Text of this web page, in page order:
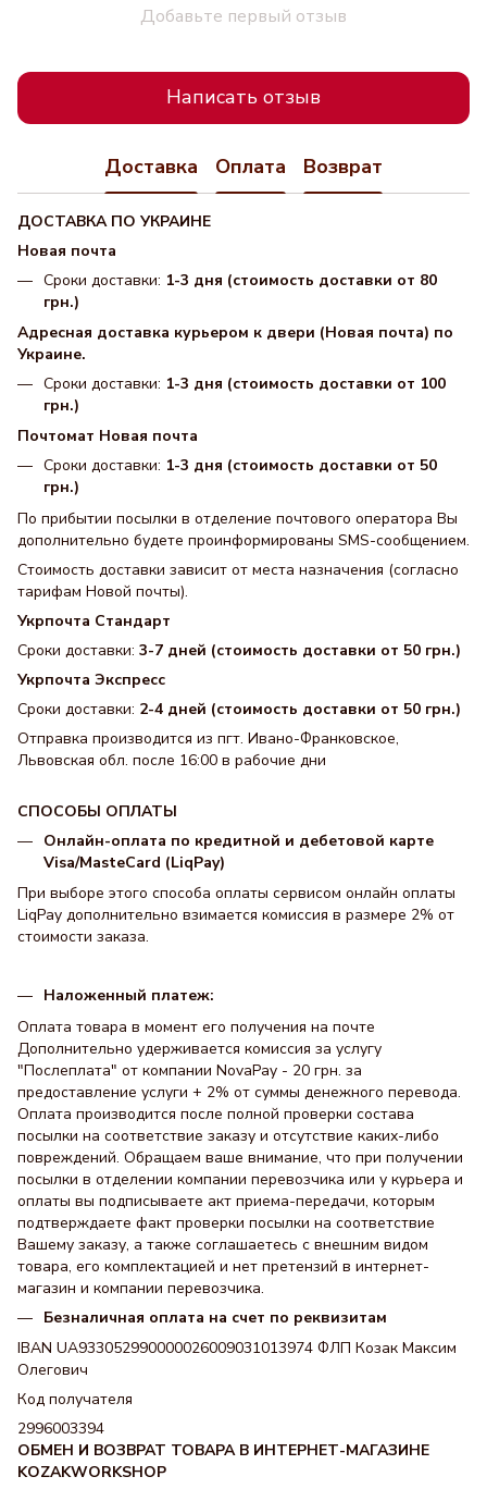
Добавьте первый отзыв
Написать отзыв
Доставка Оплата Возврат
ДОСТАВКА ПО УКРАИНЕ
Новая почта
Сроки доставки: 1-3 дня (стоимость доставки от 80
грн.)
Адресная доставка курьером к двери (Новая почта) по
Украине.
Сроки доставки: 1-3 дня (стоимость доставки от 100
грн.)
Почтомат Новая почта
Сроки доставки: 1-3 дня (стоимость доставки от 50
грн.)
По прибытии посылки в отделение почтового оператора Вы
дополнительно будете проинформированы SMS-сообщением.
Стоимость доставки зависит от места назначения (согласно
тарифам Новой почты).
Укрпочта Стандарт
Сроки доставки: 3-7 дней (стоимость доставки от 50 грн.)
Укрпочта Экспресс
Сроки доставки: 2-4 дней (стоимость доставки от 50 грн.)
Отправка производится из пгт. Ивано-Франковское,
Львовская обл. после 16:00 в рабочие дни
СПОСОБЫ ОПЛАТЫ
Онлайн-оплата по кредитной и дебетовой карте
Visa/MasteCard (LiqPay)
При выборе этого способа оплаты сервисом онлайн оплаты
LiqPay дополнительно взимается комиссия в размере 2% от
стоимости заказа.
Наложенный платеж:
Оплата товара в момент его получения на почте
Дополнительно удерживается комиссия за услугу
"Послеплата" от компании NovaPay - 20 грн. за
предоставление услуги + 2% от суммы денежного перевода.
Оплата производится после полной проверки состава
посылки на соответствие заказу и отсутствие каких-либо
повреждений. Обращаем ваше внимание, что при получении
посылки в отделении компании перевозчика или у курьера и
оплаты вы подписываете акт приема-передачи, которым
подтверждаете факт проверки посылки на соответствие
Вашему заказу, а также соглашаетесь с внешним видом
товара, его комплектацией и нет претензий в интернет-
магазин и компании перевозчика.
Безналичная оплата на счет по реквизитам
IBAN UA933052990000026009031013974 ФЛП Козак Максим
Олегович
Код получателя
2996003394
ОБМЕН И ВОЗВРАТ ТОВАРА В ИНТЕРНЕТ-МАГАЗИНЕ
KOZAKWORKSHOP